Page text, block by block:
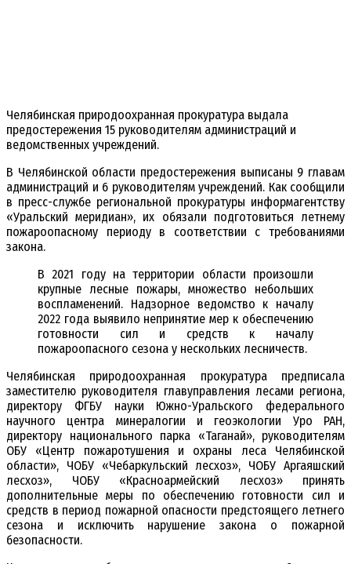
Челябинская природоохранная прокуратура выдала
предостережения 15 руководителям администраций и
ведомственных учреждений.
В Челябинской области предостережения выписаны 9 главам
администраций и 6 руководителям учреждений. Как сообщили
в пресс-службе региональной прокуратуры информагентству
«Уральский меридиан», их обязали подготовиться летнему
пожароопасному периоду в соответствии с требованиями
закона.
В 2021 году на территории области произошли
крупные лесные пожары, множество небольших
воспламенений. Надзорное ведомство к началу
2022 года выявило непринятие мер к обеспечению
готовности сил и средств к началу
пожароопасного сезона у нескольких лесничеств.
Челябинская природоохранная прокуратура предписала
заместителю руководителя главуправления лесами региона,
директору ФГБУ науки Южно-Уральского федерального
научного центра минералогии и геоэкологии Уро РАН,
директору национального парка «Таганай», руководителям
ОБУ «Центр пожаротушения и охраны леса Челябинской
области», ЧОБУ «Чебаркульский лесхоз», ЧОБУ Аргаяшский
лесхоз», ЧОБУ «Красноармейский лесхоз» принять
дополнительные меры по обеспечению готовности сил и
средств в период пожарной опасности предстоящего летнего
сезона и исключить нарушение закона о пожарной
безопасности.